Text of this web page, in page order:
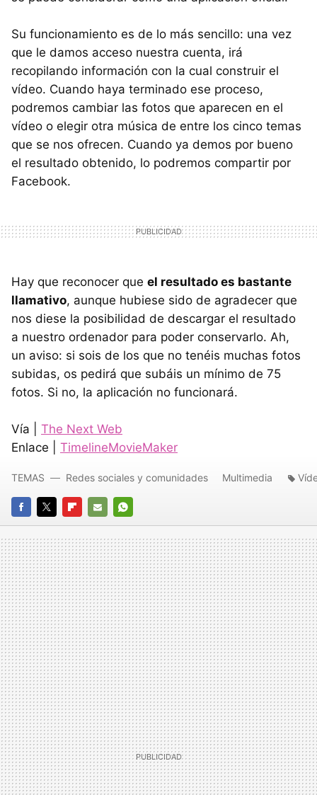
Su funcionamiento es de lo más sencillo: una vez
que le damos acceso nuestra cuenta, irá
recopilando información con la cual construir el
vídeo. Cuando haya terminado ese proceso,
podremos cambiar las fotos que aparecen en el
vídeo o elegir otra música de entre los cinco temas
que se nos ofrecen. Cuando ya demos por bueno
el resultado obtenido, lo podremos compartir por
Facebook.
Hay que reconocer que el resultado es bastante
llamativo, aunque hubiese sido de agradecer que
nos diese la posibilidad de descargar el resultado
a nuestro ordenador para poder conservarlo. Ah,
un aviso: si sois de los que no tenéis muchas fotos
subidas, os pedirá que subáis un mínimo de 75
fotos. Si no, la aplicación no funcionará.
Vía | The Next Web
Enlace | TimelineMovieMaker
FACEBOOK
TWITTERFLIPBOARD
E-
MAIL
WHATSAPP
TEMAS Redes sociales y comunidades Multimedia